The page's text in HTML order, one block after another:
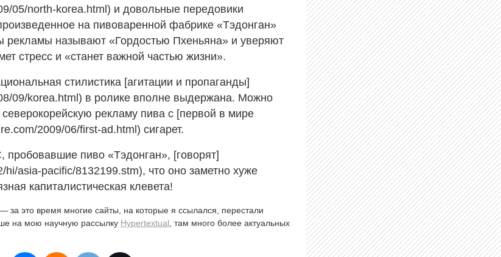
05/north-korea.html) и довольные передовики
на пивоваренной фабрике «Тэдонган»
рекламы называют «Гордостью Пхеньяна» и уверяют
стресс и «станет важной частью жизни».
стилистика [агитации и пропаганды]
09/korea.html) в ролике вполне выдержана. Можно
рекламу пива с [первой в мире
2009/06/first-ad.html) сигарет.
, пробовавшие пиво «Тэдонган», [говорят]
hi/asia-pacific/8132199.stm), что оно заметно хуже
капиталистическая клевета!
за это время многие сайты, на которые я ссылался, перестали
на мою научную рассылку Hypertextual , там много более актуальных